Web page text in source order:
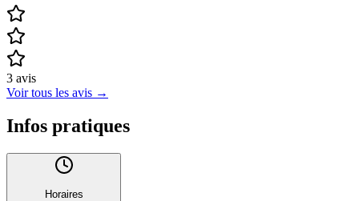
3 avis
Voir tous les avis →
Infos pratiques
Horaires